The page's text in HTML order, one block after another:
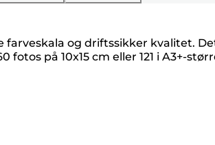
og driftssikker kvalitet.
på 10x15 cm eller 121 i A3+-